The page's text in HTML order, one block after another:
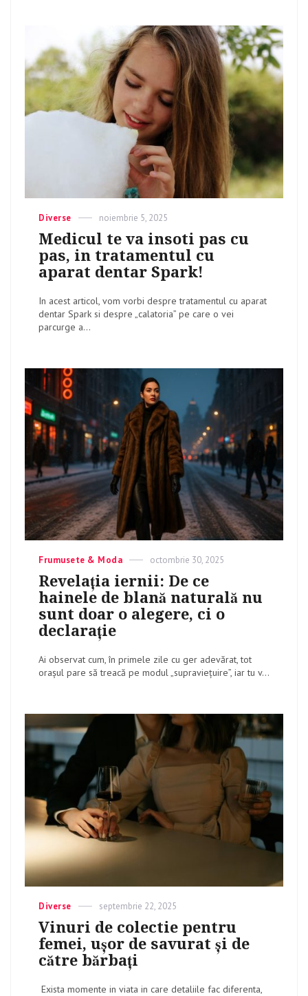
Categories
Diverse
Posted
on
noiembrie 5, 2025
Medicul te va insoti pas cu
pas, in tratamentul cu
aparat dentar Spark!
In acest articol, vom vorbi despre tratamentul cu aparat
dentar Spark si despre „calatoria” pe care o vei
parcurge a...
Categories
Frumusete & Moda
Posted
on
octombrie 30, 2025
Revelația iernii: De ce
hainele de blană naturală nu
sunt doar o alegere, ci o
declarație
Ai observat cum, în primele zile cu ger adevărat, tot
orașul pare să treacă pe modul „supraviețuire”, iar tu v...
Categories
Diverse
Posted
on
septembrie 22, 2025
Vinuri de colectie pentru
femei, ușor de savurat și de
către bărbați
Exista momente in viata in care detaliile fac diferenta,